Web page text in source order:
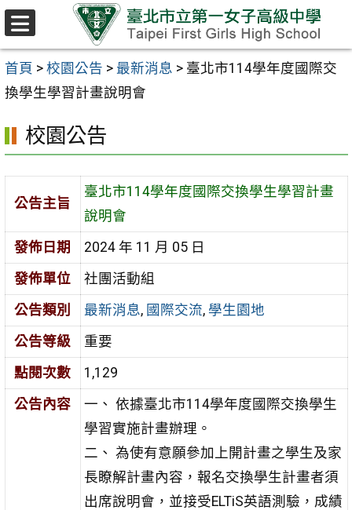
跳至主要內容區
首頁 > 校園公告 > 最新消息 > 臺北市114學年度國際交
換學生學習計畫說明會
校園公告
公告主旨
臺北市114學年度國際交換學生學習計畫
說明會
發佈日期
2024 年 11 月 05 日
發佈單位
社團活動組
公告類別
最新消息, 國際交流, 學生園地
公告等級
重要
點閱次數
1,129
公告內容
一、 依據臺北市114學年度國際交換學生
學習實施計畫辦理。
二、 為使有意願參加上開計畫之學生及家
長瞭解計畫內容，報名交換學生計畫者須
出席說明會，並接受ELTiS英語測驗， 成績
選
單